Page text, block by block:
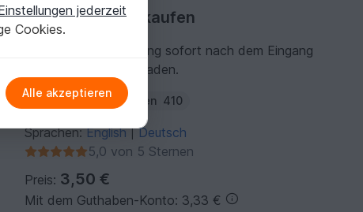
Häkelanleitung kaufen
Du kannst die Anleitung sofort nach dem Eingang
der Zahlung herunterladen.
Autor: DIY-4U Folgen 410
Sprachen:English| Deutsch
5,0 von 5 Sternen
Preis: 3,50 €
Mit dem Guthaben-Konto: 3,33 €
jederzeit
Cookies.
Alle akzeptieren